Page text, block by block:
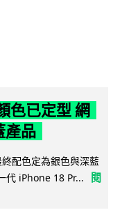
色已定型 網
產品
配色定為銀色與深藍
代 iPhone 18 Pr...
閱